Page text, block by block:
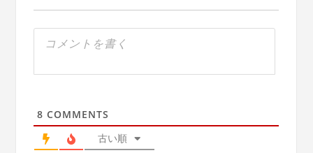
8 COMMENTS
古い順